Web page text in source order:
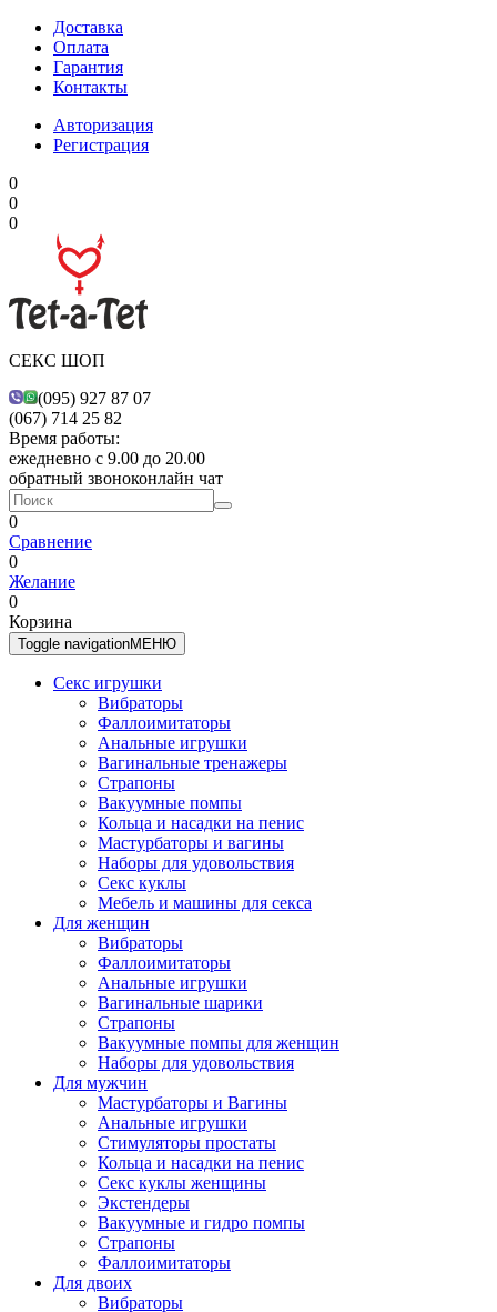
Доставка
Оплата
Гарантия
Контакты
Авторизация
Регистрация
0
0
0
СЕКС ШОП
(095) 927 87 07
(067) 714 25 82
Время работы:
ежедневно с 9.00 до 20.00
обратный звоноконлайн чат
0
Сравнение
0
Желание
0
Корзина
Toggle navigationМЕНЮ
Секс игрушки
Вибраторы
Фаллоимитаторы
Анальные игрушки
Вагинальные тренажеры
Страпоны
Вакуумные помпы
Кольца и насадки на пенис
Мастурбаторы и вагины
Наборы для удовольствия
Секс куклы
Мебель и машины для секса
Для женщин
Вибраторы
Фаллоимитаторы
Анальные игрушки
Вагинальные шарики
Страпоны
Вакуумные помпы для женщин
Наборы для удовольствия
Для мужчин
Мастурбаторы и Вагины
Анальные игрушки
Стимуляторы простаты
Кольца и насадки на пенис
Секс куклы женщины
Экстендеры
Вакуумные и гидро помпы
Страпоны
Фаллоимитаторы
Для двоих
Вибраторы